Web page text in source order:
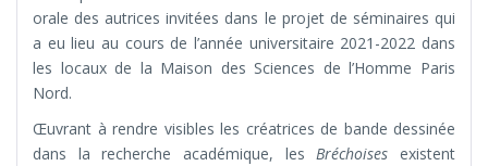
orale des autrices invitées dans le projet de séminaires qui
a eu lieu au cours de l’année universitaire 2021-2022 dans
les locaux de la Maison des Sciences de l’Homme Paris
Nord.
Œuvrant à rendre visibles les créatrices de bande dessinée
dans la recherche académique, lesBréchoises existent